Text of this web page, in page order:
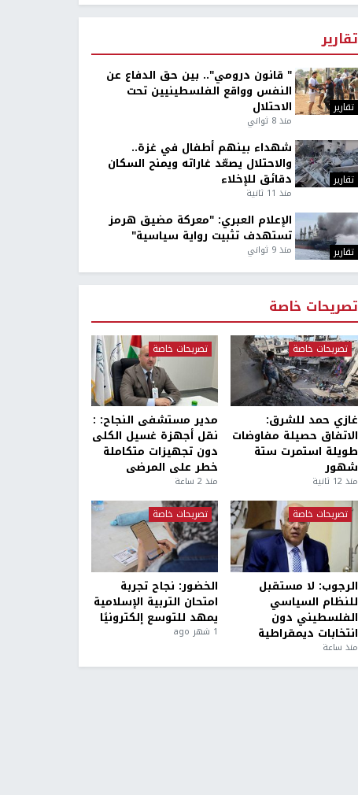
تقارير
تقارير
" قانون درومي".. بين حق الدفاع عن
النفس وواقع الفلسطينيين تحت
الاحتلال
منذ 8 ثواني
تقارير
شهداء بينهم أطفال في غزة..
والاحتلال يصعّد غاراته ويمنح السكان
دقائق للإخلاء
منذ 11 ثانية
تقارير
الإعلام العبري: "معركة مضيق هرمز
تستهدف تثبيت رواية سياسية"
منذ 9 ثواني
تصريحات خاصة
تصريحات خاصة
غازي حمد للشرق:
الاتفاق حصيلة مفاوضات
طويلة استمرت ستة
شهور
منذ 12 ثانية
تصريحات خاصة
مدير مستشفى النجاح: :
نقل أجهزة غسيل الكلى
دون تجهيزات متكاملة
خطر على المرضى
منذ 2 ساعة
تصريحات خاصة
الرجوب: لا مستقبل
للنظام السياسي
الفلسطيني دون
انتخابات ديمقراطية
منذ ساعة
تصريحات خاصة
الخضور: نجاح تجربة
امتحان التربية الإسلامية
يمهد للتوسع إلكترونيًا
1 شهر ago